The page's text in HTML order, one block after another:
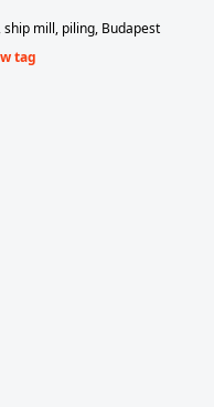
,ship mill, piling, Budapest
tag